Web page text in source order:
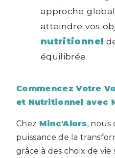
approche
atteindre vos
nutritionnel
équilibrée.
Commencez Votre
et Nutritionnel avec
Chez Minc'Alors, nous
puissance de la
grâce à des choix de vie